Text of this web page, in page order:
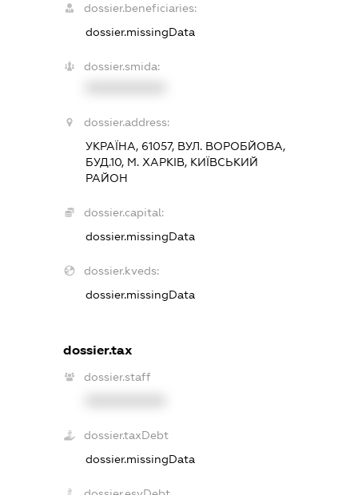
dossier.beneficiaries:
dossier.missingData
dossier.smida:
dossier.address:
УКРАЇНА, 61057, ВУЛ. ВОРОБЙОВА,
БУД.10, М. ХАРКІВ, КИЇВСЬКИЙ
РАЙОН
dossier.capital:
dossier.missingData
dossier.kveds:
dossier.missingData
dossier.tax
dossier.staff
dossier.taxDebt
dossier.missingData